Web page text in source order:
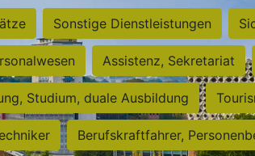
Sonstige Dienstleistungen
Assistenz, Sekretariat
Studium, duale Ausbildung
Berufskraftfahrer,